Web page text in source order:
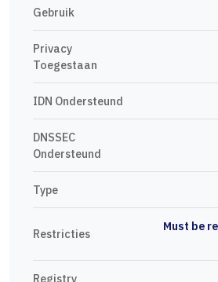
Gebruik
Privacy
Toegestaan
IDN Ondersteund
DNSSEC
Ondersteund
Type
Restricties
Must be
Registry